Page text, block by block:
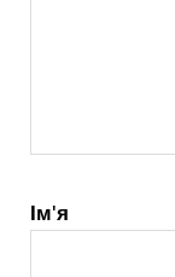
Ім'я